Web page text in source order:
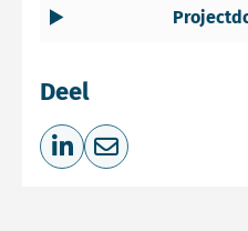
Deel
Deel op LinkedIn
Deel via e-